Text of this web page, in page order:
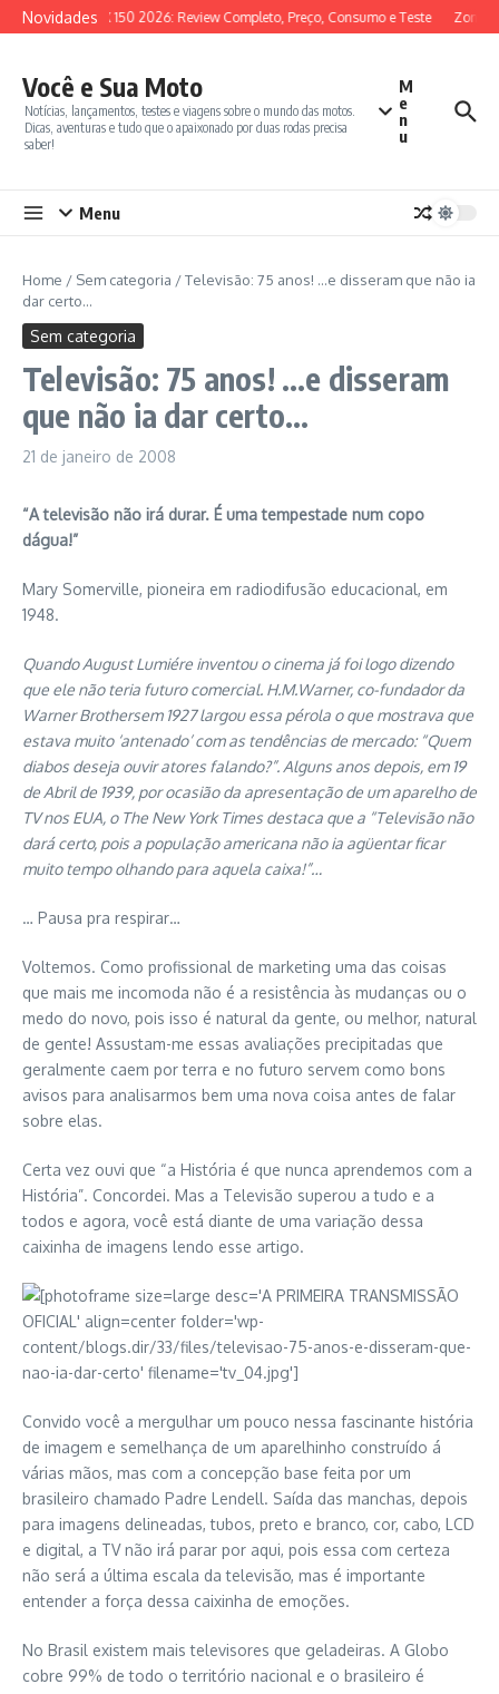
Ir para o conteúdo
Novidades
SYM ADX 150 2026: Review Completo, Preço, Consumo e Teste Zontes
Você e Sua Moto
Notícias, lançamentos, testes e viagens sobre o mundo das motos.
Dicas, aventuras e tudo que o apaixonado por duas rodas precisa
saber!
M
e
n
u
Menu
Home / Sem categoria /Televisão: 75 anos! …e disseram que não ia
dar certo…
Sem categoria
Televisão: 75 anos! …e disseram
que não ia dar certo…
21 de janeiro de 2008
“A televisão não irá durar. É uma tempestade num copo
dágua!”
Mary Somerville, pioneira em radiodifusão educacional, em
1948.
Quando August Lumiére inventou o cinema já foi logo dizendo
que ele não teria futuro comercial. H.M.Warner, co-fundador da
Warner Brothersem 1927 largou essa pérola o que mostrava que
estava muito ‘antenado’ com as tendências de mercado: “Quem
diabos deseja ouvir atores falando?”. Alguns anos depois, em 19
de Abril de 1939, por ocasião da apresentação de um aparelho de
TV nos EUA, o The New York Times destaca que a “Televisão não
dará certo, pois a população americana não ia agüentar ficar
muito tempo olhando para aquela caixa!”…
… Pausa pra respirar…
Voltemos. Como profissional de marketing uma das coisas
que mais me incomoda não é a resistência às mudanças ou o
medo do novo, pois isso é natural da gente, ou melhor, natural
de gente! Assustam-me essas avaliações precipitadas que
geralmente caem por terra e no futuro servem como bons
avisos para analisarmos bem uma nova coisa antes de falar
sobre elas.
Certa vez ouvi que “a História é que nunca aprendemos com a
História”. Concordei. Mas a Televisão superou a tudo e a
todos e agora, você está diante de uma variação dessa
caixinha de imagens lendo esse artigo.
Convido você a mergulhar um pouco nessa fascinante história
de imagem e semelhança de um aparelhinho construído á
várias mãos, mas com a concepção base feita por um
brasileiro chamado Padre Lendell. Saída das manchas, depois
para imagens delineadas, tubos, preto e branco, cor, cabo, LCD
e digital, a TV não irá parar por aqui, pois essa com certeza
não será a última escala da televisão, mas é importante
entender a força dessa caixinha de emoções.
No Brasil existem mais televisores que geladeiras. A Globo
cobre 99% de todo o território nacional e o brasileiro é